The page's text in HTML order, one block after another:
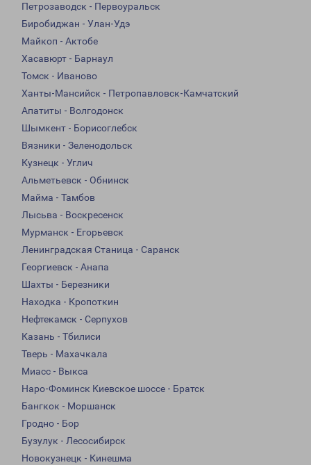
Петрозаводск - Первоуральск
Биробиджан - Улан-Удэ
Майкоп - Актобе
Хасавюрт - Барнаул
Томск - Иваново
Ханты-Мансийск - Петропавловск-Камчатский
Апатиты - Волгодонск
Шымкент - Борисоглебск
Вязники - Зеленодольск
Кузнецк - Углич
Альметьевск - Обнинск
Майма - Тамбов
Лысьва - Воскресенск
Мурманск - Егорьевск
Ленинградская Станица - Саранск
Георгиевск - Анапа
Шахты - Березники
Находка - Кропоткин
Нефтекамск - Серпухов
Казань - Тбилиси
Тверь - Махачкала
Миасс - Выкса
Наро-Фоминск Киевское шоссе - Братск
Бангкок - Моршанск
Гродно - Бор
Бузулук - Лесосибирск
Новокузнецк - Кинешма